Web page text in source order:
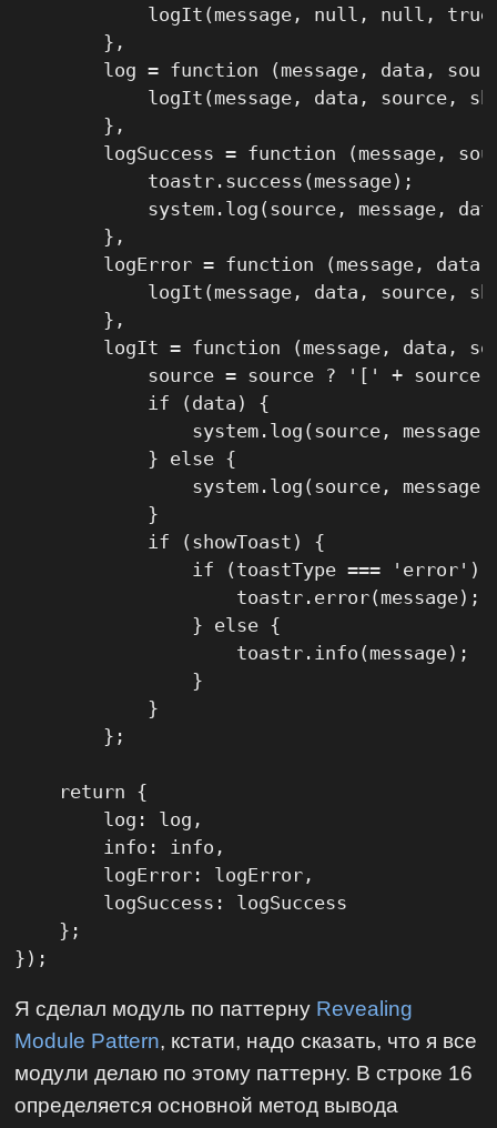
logIt(message, null, null,
        },
log = function (message, data,
logIt(message, data, source,
        },
logSuccess = function (message,
            toastr.success(message);
system.log(source, message,
        },
logError = function (message,
logIt(message, data, source,
        },
logIt = function (message, data,
source = source ? '[' + source
            if (data) {
system.log(source, message,
            } else {
system.log(source,
            }
            if (showToast) {
if (toastType === 'error')
                    toastr.error(message);
                } else {
                    toastr.info(message);
                }
            }
        };
    return {
        log: log,
        info: info,
        logError: logError,
        logSuccess: logSuccess
    };
});
Я сделал модуль по паттерну Revealing
Module Pattern, кстати, надо сказать, что я все
модули делаю по этому паттерну. В строке 16
определяется основной метод вывода